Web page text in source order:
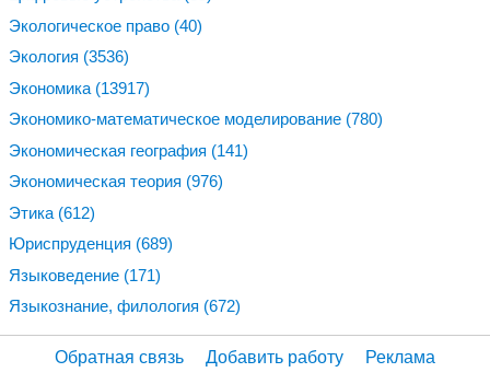
Экологическое право (40)
Экология (3536)
Экономика (13917)
Экономико-математическое моделирование (780)
Экономическая география (141)
Экономическая теория (976)
Этика (612)
Юриспруденция (689)
Языковедение (171)
Языкознание, филология (672)
Обратная связь Добавить работу Реклама